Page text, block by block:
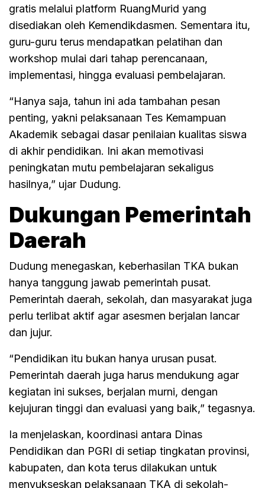
gratis melalui platform RuangMurid yang
disediakan oleh Kemendikdasmen. Sementara itu,
guru-guru terus mendapatkan pelatihan dan
workshop mulai dari tahap perencanaan,
implementasi, hingga evaluasi pembelajaran.
“Hanya saja, tahun ini ada tambahan pesan
penting, yakni pelaksanaan Tes Kemampuan
Akademik sebagai dasar penilaian kualitas siswa
di akhir pendidikan. Ini akan memotivasi
peningkatan mutu pembelajaran sekaligus
hasilnya,” ujar Dudung.
Dukungan Pemerintah
Daerah
Dudung menegaskan, keberhasilan TKA bukan
hanya tanggung jawab pemerintah pusat.
Pemerintah daerah, sekolah, dan masyarakat juga
perlu terlibat aktif agar asesmen berjalan lancar
dan jujur.
“Pendidikan itu bukan hanya urusan pusat.
Pemerintah daerah juga harus mendukung agar
kegiatan ini sukses, berjalan murni, dengan
kejujuran tinggi dan evaluasi yang baik,” tegasnya.
Ia menjelaskan, koordinasi antara Dinas
Pendidikan dan PGRI di setiap tingkatan provinsi,
kabupaten, dan kota terus dilakukan untuk
menyukseskan pelaksanaan TKA di sekolah-